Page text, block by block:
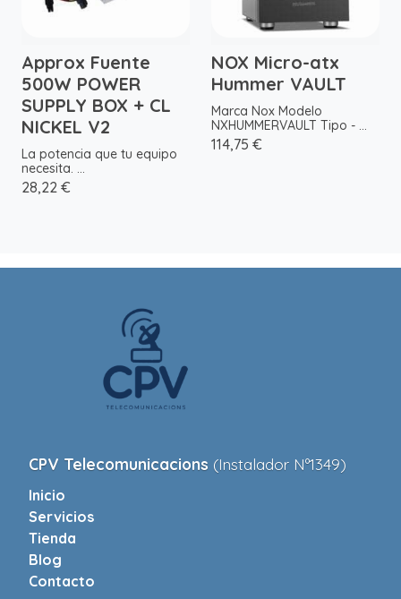
Approx Fuente
500W POWER
SUPPLY BOX + CL
NICKEL V2
La potencia que tu equipo
necesita. ...
28,22 €
NOX Micro-atx
Hummer VAULT
Marca Nox Modelo
NXHUMMERVAULT Tipo - ...
114,75 €
CPV Telecomunicacions (Instalador Nº1349)
Inicio
Servicios
Tienda
Blog
Contacto